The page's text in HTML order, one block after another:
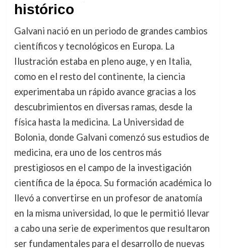
histórico
Galvani nació en un periodo de grandes cambios
científicos y tecnológicos en Europa. La
Ilustración estaba en pleno auge, y en Italia,
como en el resto del continente, la ciencia
experimentaba un rápido avance gracias a los
descubrimientos en diversas ramas, desde la
física hasta la medicina. La Universidad de
Bolonia, donde Galvani comenzó sus estudios de
medicina, era uno de los centros más
prestigiosos en el campo de la investigación
científica de la época. Su formación académica lo
llevó a convertirse en un profesor de anatomía
en la misma universidad, lo que le permitió llevar
a cabo una serie de experimentos que resultaron
ser fundamentales para el desarrollo de nuevas